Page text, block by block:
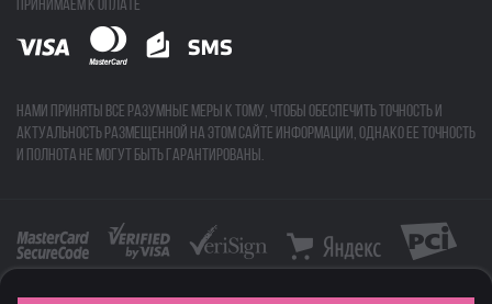
Принимаем к оплате
Нами приняты все разумные меры к тому, чтобы обеспечить точность и
актуальность размещенной на этом сайте информации, однако ее точность
и полнота не могут быть гарантированы.